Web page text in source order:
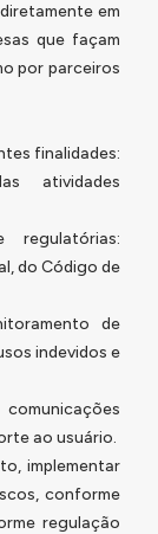
em
que façam
por parceiros
finalidades:
atividades
regulatórias:
do Código de
de
indevidos e
ao usuário.
implementar
conforme
regulação